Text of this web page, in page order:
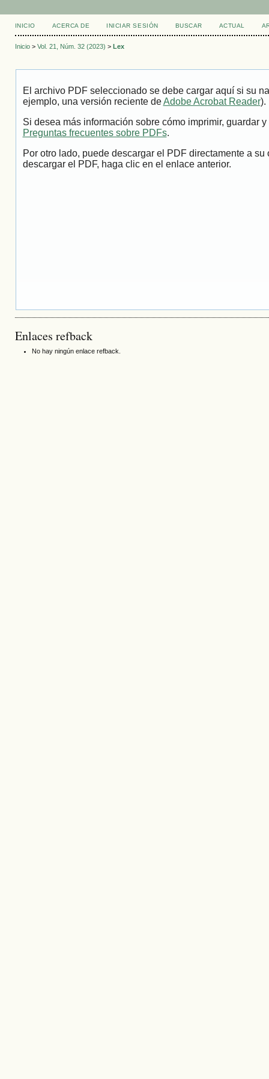
INICIO ACERCA DE INICIAR SESIÓN BUSCAR ACTUAL
Inicio> Vol. 21, Núm. 32 (2023) > Lex
El archivo PDF seleccionado se debe cargar aquí si su
ejemplo, una versión reciente deAdobe Acrobat Reader).
Si desea más información sobre cómo imprimir, guardar
Preguntas frecuentes sobre PDFs.
Por otro lado, puede descargar el PDF directamente a
descargar el PDF, haga clic en el enlace anterior.
Enlaces refback
No hay ningún enlace refback.